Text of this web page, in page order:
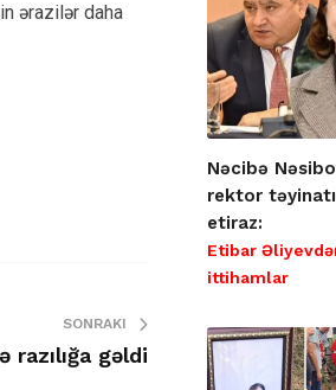
ərazilər daha
SONRAKI
razılığa gəldi
Nəcibə
rektor
etiraz:
Etibar
ittihamlar